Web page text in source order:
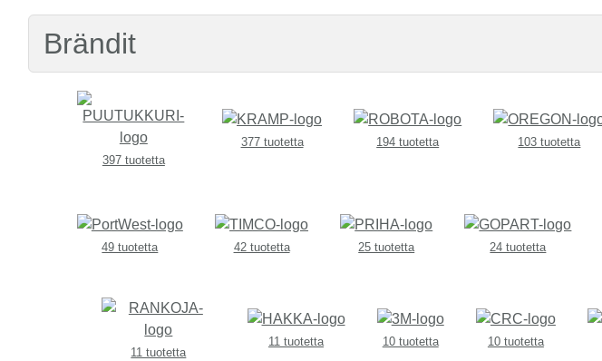
Brändit
397 tuotetta
377 tuotetta 194 tuotetta 103 tuotetta
49 tuotetta 42 tuotetta 25 tuotetta 24 tuotetta
11 tuotetta
11 tuotetta 10 tuotetta 10 tuotetta